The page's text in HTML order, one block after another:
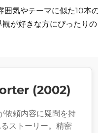
囲気やテーマに似た10本
が好きな方にぴったりの
(2002)
依頼内容に疑問を持
ストーリー。精密